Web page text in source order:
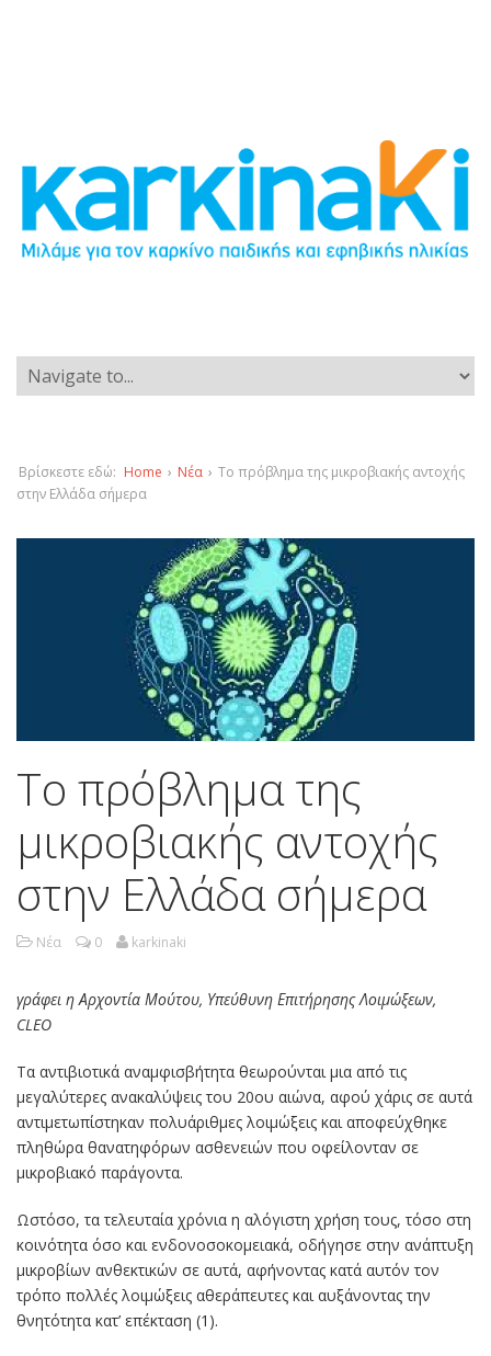
Βρίσκεστε εδώ: Home › Νέα › Το πρόβλημα της μικροβιακής αντοχής
στην Ελλάδα σήμερα
Το πρόβλημα της
μικροβιακής αντοχής
στην Ελλάδα σήμερα
Νέα 0 karkinaki
γράφει η Αρχοντία Μούτου, Υπεύθυνη Επιτήρησης Λοιμώξεων,
CLEO
Τα αντιβιοτικά αναμφισβήτητα θεωρούνται μια από τις
μεγαλύτερες ανακαλύψεις του 20ου αιώνα, αφού χάρις σε αυτά
αντιμετωπίστηκαν πολυάριθμες λοιμώξεις και αποφεύχθηκε
πληθώρα θανατηφόρων ασθενειών που οφείλονταν σε
μικροβιακό παράγοντα.
Ωστόσο, τα τελευταία χρόνια η αλόγιστη χρήση τους, τόσο στη
κοινότητα όσο και ενδονοσοκομειακά, οδήγησε στην ανάπτυξη
μικροβίων ανθεκτικών σε αυτά, αφήνοντας κατά αυτόν τον
τρόπο πολλές λοιμώξεις αθεράπευτες και αυξάνοντας την
θνητότητα κατ’ επέκταση (1).